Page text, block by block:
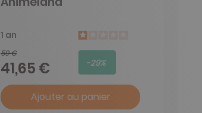
1 an
59 €
41,65 € -29%
Ajouter au panier